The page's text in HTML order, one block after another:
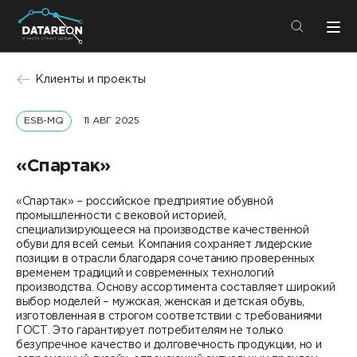
+7 (495) 280-08-01
Услуги
Партнеры
Импортозамещение
Компания
О компании
Карьера
Решения
DATAREON Platform
Пресс-центр
Клиенты и проекты
ESB-MQ 11 АВГ 2025
«Спартак»
«Спартак» – российское предприятие обувной
промышленности с вековой историей,
специализирующееся на производстве качественной
обуви для всей семьи. Компания сохраняет лидерские
позиции в отрасли благодаря сочетанию проверенных
временем традиций и современных технологий
производства. Основу ассортимента составляет широкий
выбор моделей – мужская, женская и детская обувь,
изготовленная в строгом соответствии с требованиями
ГОСТ. Это гарантирует потребителям не только
безупречное качество и долговечность продукции, но и